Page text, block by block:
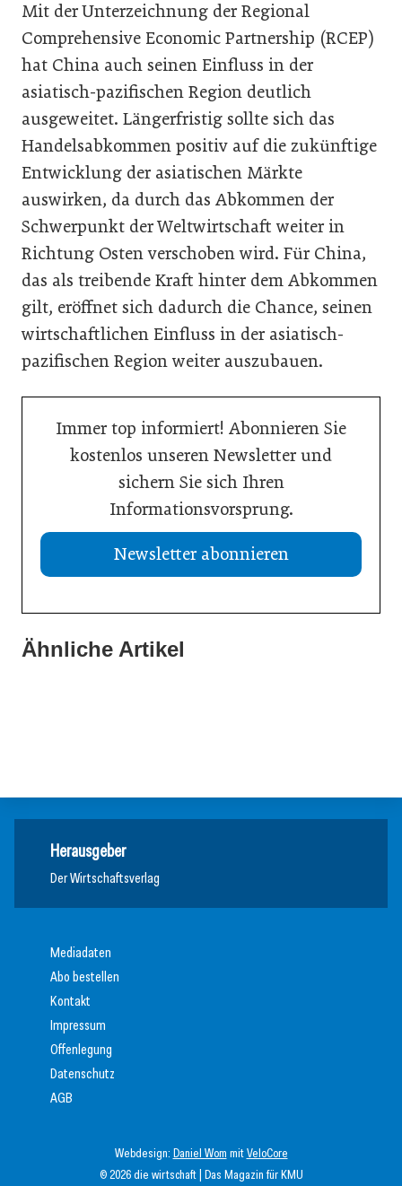
Mit der Unterzeichnung der Regional
Comprehensive Economic Partnership (RCEP)
hat China auch seinen Einfluss in der
asiatisch-pazifischen Region deutlich
ausgeweitet. Längerfristig sollte sich das
Handelsabkommen positiv auf die zukünftige
Entwicklung der asiatischen Märkte
auswirken, da durch das Abkommen der
Schwerpunkt der Weltwirtschaft weiter in
Richtung Osten verschoben wird. Für China,
das als treibende Kraft hinter dem Abkommen
gilt, eröffnet sich dadurch die Chance, seinen
wirtschaftlichen Einfluss in der asiatisch-
pazifischen Region weiter auszubauen.
Immer top informiert! Abonnieren Sie
kostenlos unseren Newsletter und
sichern Sie sich Ihren
Informationsvorsprung.
Newsletter abonnieren
Ähnliche Artikel
13. Juli 2026
Was Handwerksbetriebe jetzt für ihre Online-Sichtbarkeit
Herausgeber
Der Wirtschaftsverlag
© 2026 die wirtschaft | Das Magazin für KMU
Webdesign: Daniel Wom mitVeloCore
Mediadaten
Abo bestellen
Kontakt
Impressum
Offenlegung
Datenschutz
AGB